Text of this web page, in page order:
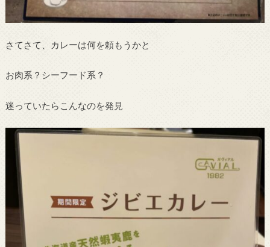
さてさて、カレーは何を頼もうかと
お肉系？シーフード系？
迷っていたらこんなのを発見